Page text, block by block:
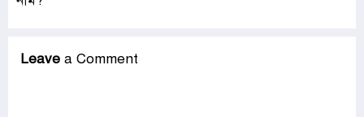
Leave a Comment